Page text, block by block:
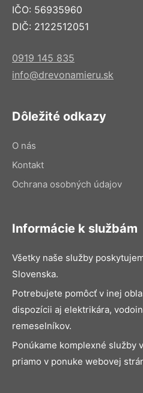
IČO: 56935960
DIČ: 2122512051
0919 145 835
info@drevonamieru.sk
Dôležité odkazy
O nás
Kontakt
Ochrana osobných údajov
Informácie k službám
Všetky naše služby
Slovenska.
Potrebujete pomôcť v inej
dispozícii aj elektrikára,
remeselníkov.
Ponúkame komplexné služby
priamo v ponuke webovej